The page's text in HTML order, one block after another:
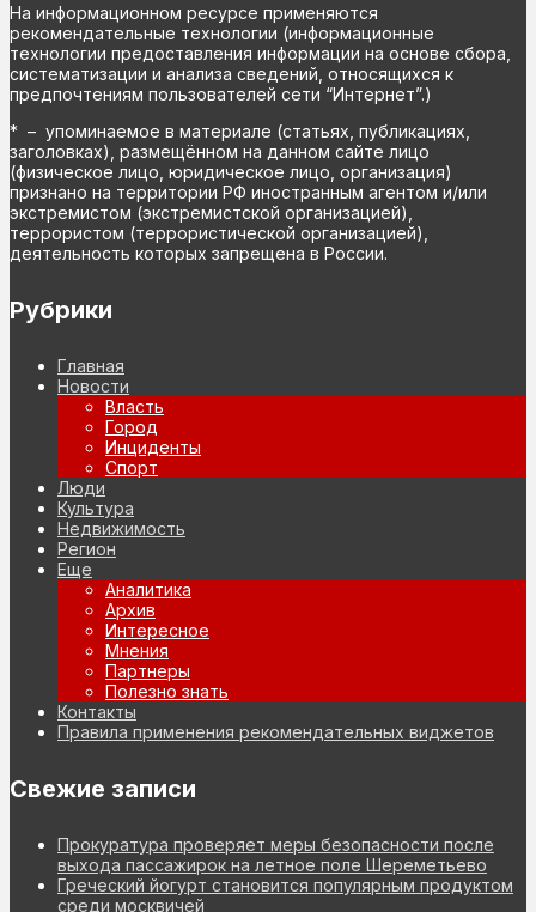
На информационном ресурсе применяются
рекомендательные технологии (информационные
технологии предоставления информации на основе сбора,
систематизации и анализа сведений, относящихся к
предпочтениям пользователей сети “Интернет”.)
* – упоминаемое в материале (статьях, публикациях,
заголовках), размещённом на данном сайте лицо
(физическое лицо, юридическое лицо, организация)
признано на территории РФ иностранным агентом и/или
экстремистом (экстремистской организацией),
террористом (террористической организацией),
деятельность которых запрещена в России.
Рубрики
Главная
Новости
Власть
Город
Инциденты
Спорт
Люди
Культура
Недвижимость
Регион
Еще
Аналитика
Архив
Интересное
Мнения
Партнеры
Полезно знать
Контакты
Правила применения рекомендательных виджетов
Свежие записи
Прокуратура проверяет меры безопасности после
выхода пассажирок на летное поле Шереметьево
Греческий йогурт становится популярным продуктом
среди москвичей